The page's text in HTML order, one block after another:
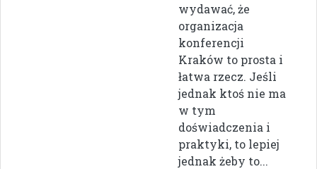
wydawać, że
organizacja
konferencji
Kraków to prosta i
łatwa rzecz. Jeśli
jednak ktoś nie ma
w tym
doświadczenia i
praktyki, to lepiej
jednak żeby to...